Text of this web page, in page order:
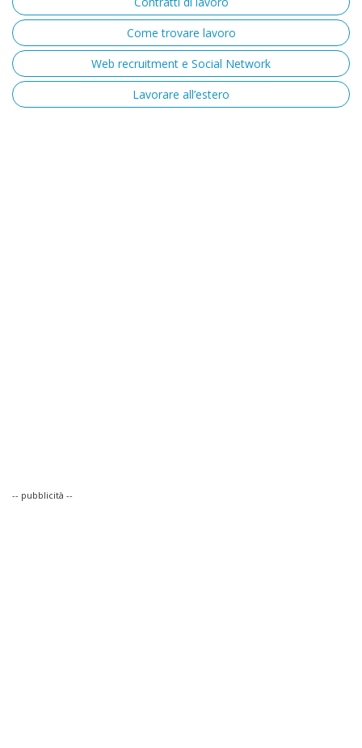
Come trovare lavoro
Web recruitment e Social Network
Lavorare all’estero
-- pubblicità --